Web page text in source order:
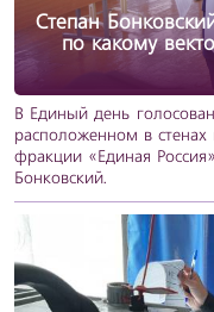
Степан
по какому
В Единый день
расположенном в
фракции «Единая
Бонковский.